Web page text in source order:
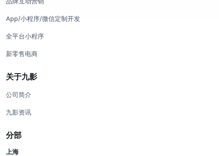
App/小程序/微信定制开发
全平台小程序
新零售电商
关于九影
公司简介
九影资讯
分部
上海